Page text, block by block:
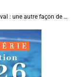
Le slow nautisme s'invite au Cannes Yachting Festival : une autre façon de naviguer prend le large